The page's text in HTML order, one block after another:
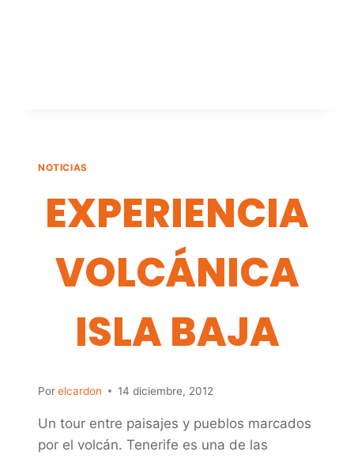
NOTICIAS
EXPERIENCIA
VOLCÁNICA
ISLA BAJA
Porelcardon 14 diciembre, 2012
Un tour entre paisajes y pueblos marcados
por el volcán. Tenerife es una de las